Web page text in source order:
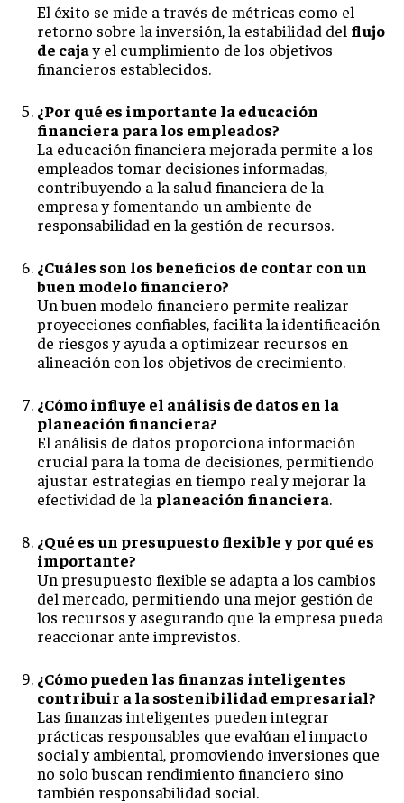
El éxito se mide a través de métricas como el
retorno sobre la inversión, la estabilidad del flujo
de cajay el cumplimiento de los objetivos
financieros establecidos.
¿Por qué es importante la educación
financiera para los empleados?
La educación financiera mejorada permite a los
empleados tomar decisiones informadas,
contribuyendo a la salud financiera de la
empresa y fomentando un ambiente de
responsabilidad en la gestión de recursos.
¿Cuáles son los beneficios de contar con un
buen modelo financiero?
Un buen modelo financiero permite realizar
proyecciones confiables, facilita la identificación
de riesgos y ayuda a optimizear recursos en
alineación con los objetivos de crecimiento.
¿Cómo influye el análisis de datos en la
planeación financiera?
El análisis de datos proporciona información
crucial para la toma de decisiones, permitiendo
ajustar estrategias en tiempo real y mejorar la
efectividad de la planeación financiera.
¿Qué es un presupuesto flexible y por qué es
importante?
Un presupuesto flexible se adapta a los cambios
del mercado, permitiendo una mejor gestión de
los recursos y asegurando que la empresa pueda
reaccionar ante imprevistos.
¿Cómo pueden las finanzas inteligentes
contribuir a la sostenibilidad empresarial?
Las finanzas inteligentes pueden integrar
prácticas responsables que evalúan el impacto
social y ambiental, promoviendo inversiones que
no solo buscan rendimiento financiero sino
también responsabilidad social.